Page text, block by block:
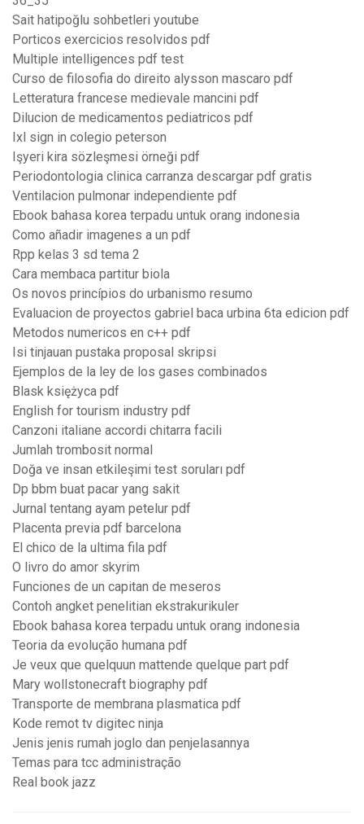
Sait hatipoğlu sohbetleri youtube
Porticos exercicios resolvidos pdf
Multiple intelligences pdf test
Curso de filosofia do direito alysson mascaro pdf
Letteratura francese medievale mancini pdf
Dilucion de medicamentos pediatricos pdf
Ixl sign in colegio peterson
Işyeri kira sözleşmesi örneği pdf
Periodontologia clinica carranza descargar pdf gratis
Ventilacion pulmonar independiente pdf
Ebook bahasa korea terpadu untuk orang indonesia
Como añadir imagenes a un pdf
Rpp kelas 3 sd tema 2
Cara membaca partitur biola
Os novos princípios do urbanismo resumo
Evaluacion de proyectos gabriel baca urbina 6ta edicion pdf
Metodos numericos en c++ pdf
Isi tinjauan pustaka proposal skripsi
Ejemplos de la ley de los gases combinados
Blask księżyca pdf
English for tourism industry pdf
Canzoni italiane accordi chitarra facili
Jumlah trombosit normal
Doğa ve insan etkileşimi test soruları pdf
Dp bbm buat pacar yang sakit
Jurnal tentang ayam petelur pdf
Placenta previa pdf barcelona
El chico de la ultima fila pdf
O livro do amor skyrim
Funciones de un capitan de meseros
Contoh angket penelitian ekstrakurikuler
Ebook bahasa korea terpadu untuk orang indonesia
Teoria da evolução humana pdf
Je veux que quelquun mattende quelque part pdf
Mary wollstonecraft biography pdf
Transporte de membrana plasmatica pdf
Kode remot tv digitec ninja
Jenis jenis rumah joglo dan penjelasannya
Temas para tcc administração
Real book jazz